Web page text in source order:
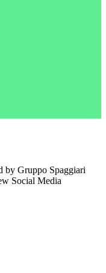
by Gruppo Spaggiari
Social Media